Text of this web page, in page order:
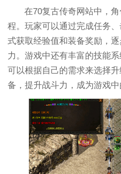
在70复古传奇网站中，
程。玩家可以通过完成任务
式获取经验值和装备奖励，
力。游戏中还有丰富的技能
可以根据自己的需求来选择
备，提升战斗力，成为游戏中